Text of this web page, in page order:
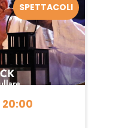
20:00
SPETTACOLI